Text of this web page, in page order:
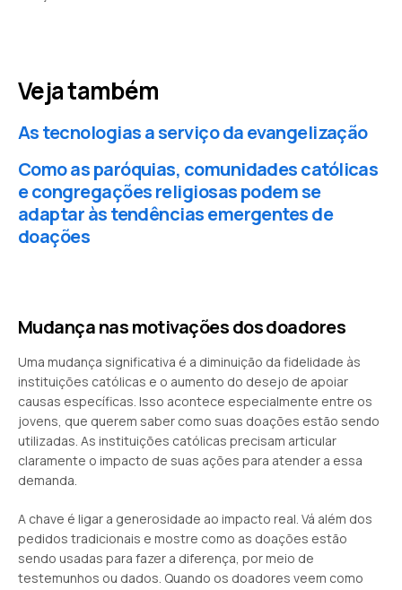
Veja também
As tecnologias a serviço da evangelização
Como as paróquias, comunidades católicas
e congregações religiosas podem se
adaptar às tendências emergentes de
doações
Mudança nas motivações dos doadores
Uma mudança significativa é a diminuição da fidelidade às
instituições católicas e o aumento do desejo de apoiar
causas específicas. Isso acontece especialmente entre os
jovens, que querem saber como suas doações estão sendo
utilizadas. As instituições católicas precisam articular
claramente o impacto de suas ações para atender a essa
demanda.
A chave é ligar a generosidade ao impacto real. Vá além dos
pedidos tradicionais e mostre como as doações estão
sendo usadas para fazer a diferença, por meio de
testemunhos ou dados. Quando os doadores veem como